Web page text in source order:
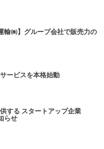
輸㈱】グループ会社で販売力の
ービスを本格始動
する スタートアップ企業
らせ